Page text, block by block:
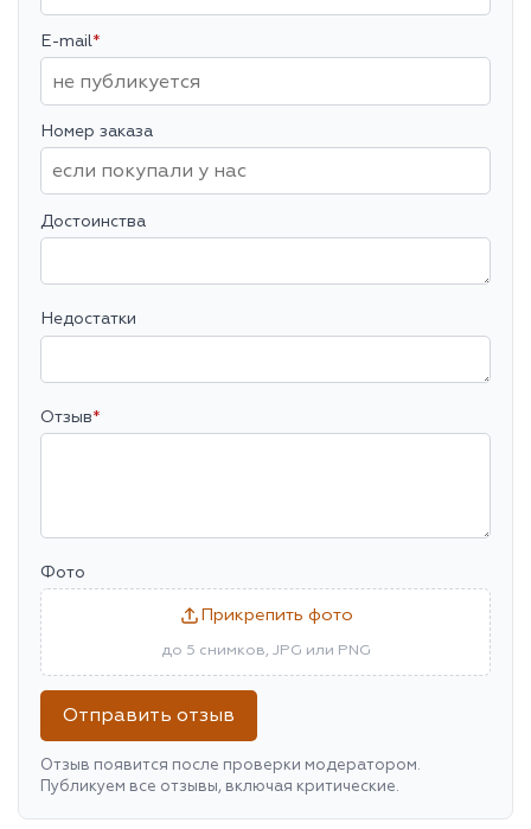
E-mail*
Номер заказа
Достоинства
Недостатки
Отзыв*
Фото
Прикрепить фото
до 5 снимков, JPG или PNG
Отправить отзыв
Отзыв появится после проверки модератором.
Публикуем все отзывы, включая критические.